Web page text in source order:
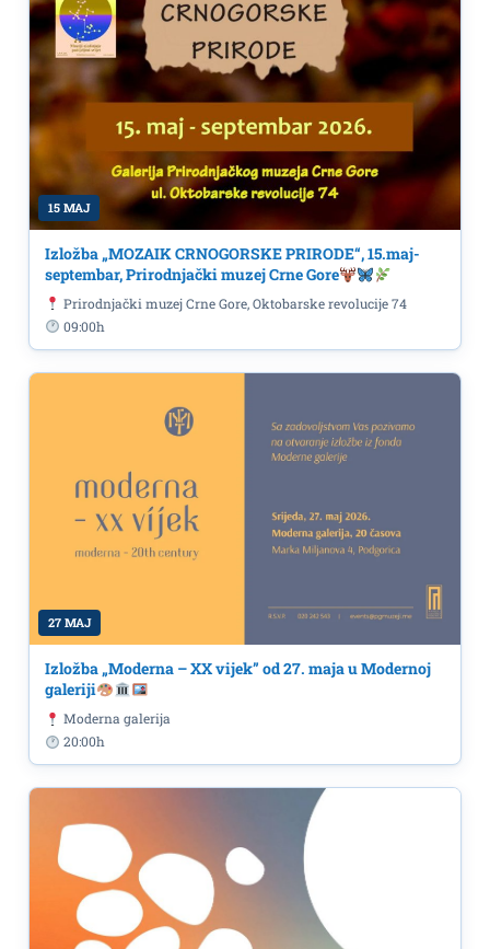
15 MAJ
Izložba „MOZAIK CRNOGORSKE PRIRODE“, 15.maj-
septembar, Prirodnjački muzej Crne Gore
Prirodnjački muzej Crne Gore, Oktobarske revolucije 74
09:00h
27 MAJ
Izložba „Moderna – XX vijek” od 27. maja u Modernoj
galeriji
Moderna galerija
20:00h